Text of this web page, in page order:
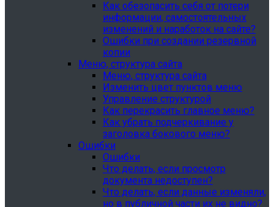
Как обезопасить себя от потери
информации, самостоятельных
изменений и наработок на сайте?
Ошибки при создании резервной
копии
Меню, структура сайта
Меню, структура сайта
Изменить цвет пунктов меню
Управление структурой
Как перекрасить главное меню?
Как убрать подчеркивание у
заголовка бокового меню?
Ошибки
Ошибки
Что делать, если просмотр
документа недоступен?
Что делать, если данные изменяли,
но в публичной части их не видно?